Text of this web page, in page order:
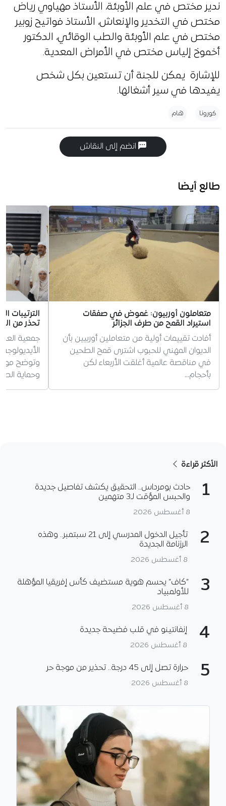
ندير مختص في علم الأوبئة، الأستاذ مهياوي رياض
مختص في التخدير والإنعاش، الأستاذ فواتيح زوبير
مختص في علم الأوبئة والطب الوقائي، الدكتور
أخموخ إلياس مختص في الأمراض المعدية.
للإشارة يمكن للجنة أن تستعين بكل شخص
يفيدها في سير أشغالها.
كورونا هام
انضم إلى النقاش
طالع أيضا
متعاملون أوربيون: غموض في صفقات
استيراد القمح من طرف الجزائر
أفادت تقييمات أولية من متعاملين أوربيين بأن
الديوان المهني للحبوب اشترى قمح الطحين
في مناقصة عالمية أغلقت الأربعاء لكن
بأحجام…
الترتيبات
تحذر من
جمعية
وتوضح
وحماية
الأكثر قراءة
1
حادث بومرداس.. التحقيق يكشف تفاصيل جديدة
والحبس المؤقت لـ3 متهمين
8 أغسطس 2026
2
تأجيل الدخول المدرسي إلى 21 سبتمبر.. وهذه
الرزنامة الجديدة
8 أغسطس 2026
3
“كاف” يحسم هوية مستضيف كأس إفريقيا المؤهلة
للأولمبياد
8 أغسطس 2026
4 إنفانتينو في قلب فضيحة جديدة
8 أغسطس 2026
5 حرارة تصل إلى 45 درجة.. تحذير من موجة حر
8 أغسطس 2026